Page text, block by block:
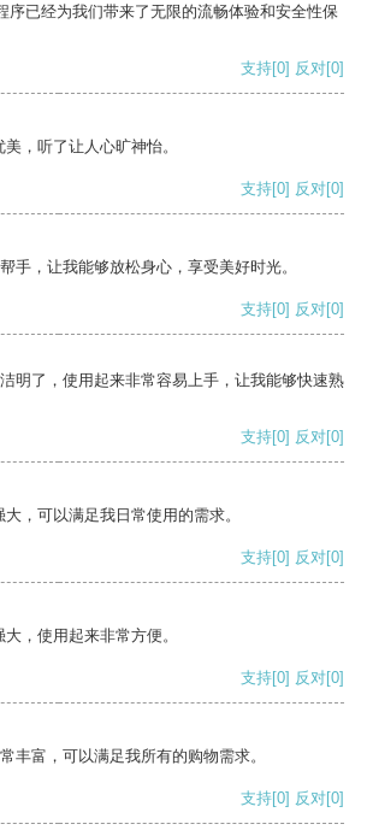
序已经为我们带来了无限的流畅体验和安全性保
支持[0] 反对[0]
，听了让人心旷神怡。
支持[0] 反对[0]
手，让我能够放松身心，享受美好时光。
支持[0] 反对[0]
明了，使用起来非常容易上手，让我能够快速熟
支持[0] 反对[0]
，可以满足我日常使用的需求。
支持[0] 反对[0]
，使用起来非常方便。
支持[0] 反对[0]
丰富，可以满足我所有的购物需求。
支持[0] 反对[0]